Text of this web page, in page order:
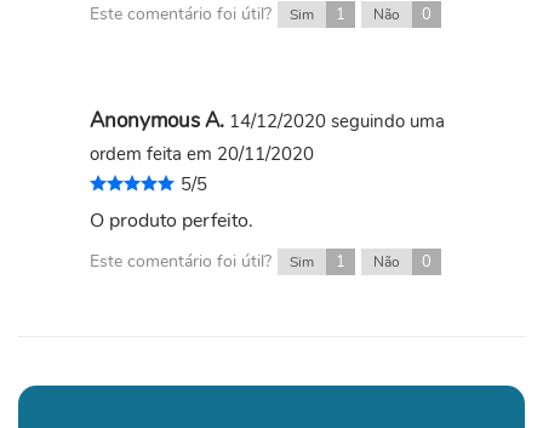
Este comentário foi útil? Sim 1 Não 0
Anonymous A. 14/12/2020 seguindo uma
ordem feita em 20/11/2020
5/5
O produto perfeito.
Este comentário foi útil? Sim 1 Não 0